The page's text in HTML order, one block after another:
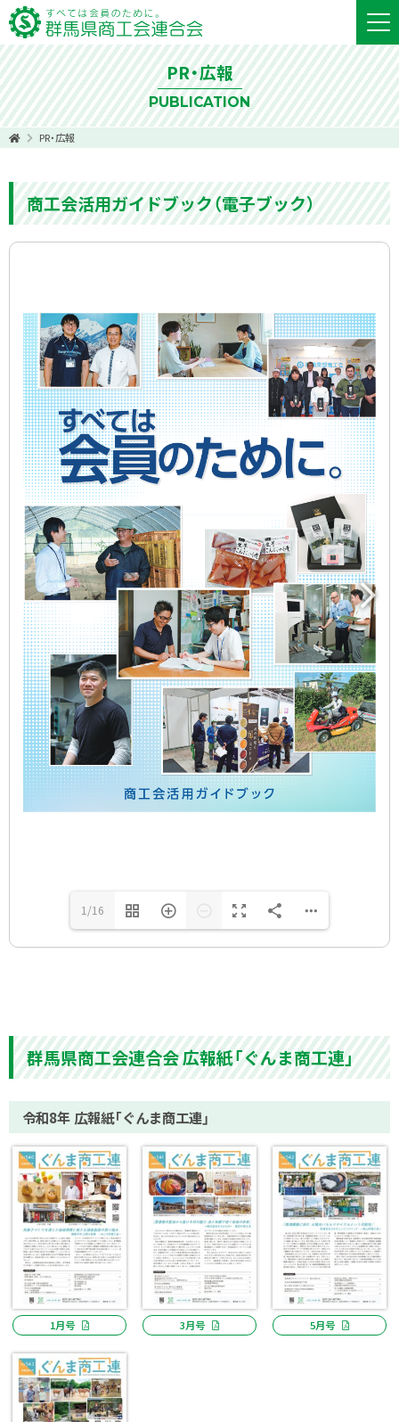
PR・広報
PUBLICATION
PR・広報
商工会活用ガイドブック（電子ブック）
1/16
群馬県商工会連合会 広報紙「ぐんま商工連」
令和8年 広報紙「ぐんま商工連」
1月号 3月号 5月号